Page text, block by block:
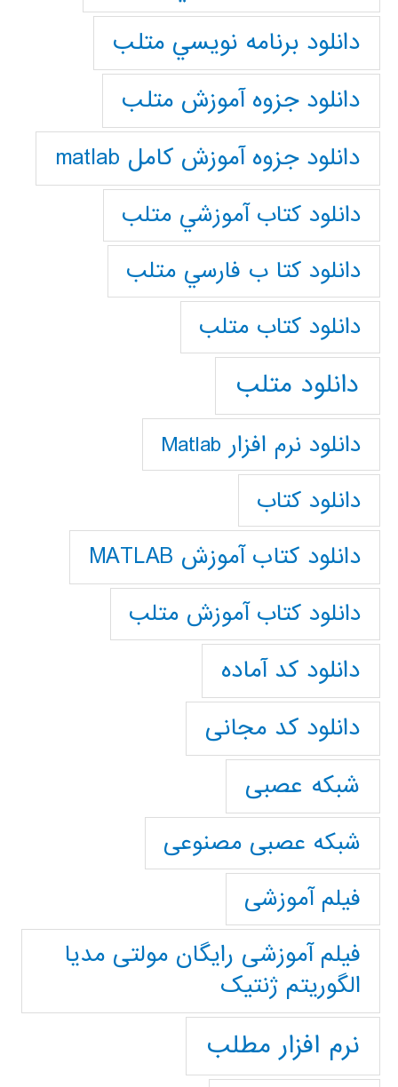
دانلود برنامه نويسي متلب
دانلود جزوه آموزش متلب
دانلود جزوه آموزش کامل matlab
دانلود كتاب آموزشي متلب
دانلود كتا ب فارسي متلب
دانلود كتاب متلب
دانلود متلب
دانلود نرم افزار Matlab
دانلود کتاب
دانلود کتاب آموزش MATLAB
دانلود کتاب آموزش متلب
دانلود کد آماده
دانلود کد مجانی
شبکه عصبی
شبکه عصبی مصنوعی
فیلم آموزشی
فیلم آموزشی رایگان مولتی مدیا
الگوریتم ژنتیک
نرم افزار مطلب